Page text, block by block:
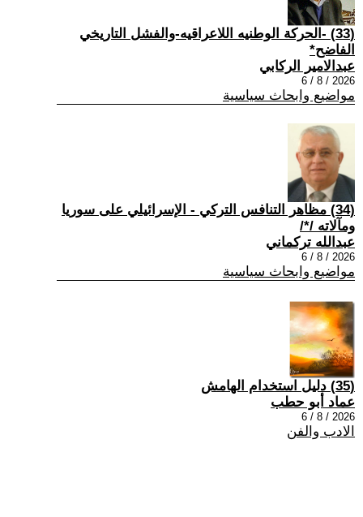
(33) -الحركة الوطنيه اللاعراقيه-والفشل التاريخي
الفاضح*
عبدالامير الركابي
2026 / 8 / 6
مواضيع وابحاث سياسية
(34) مظاهر التنافس التركي - الإسرائيلي على سوريا
ومآلاته /*/
عبدالله تركماني
2026 / 8 / 6
مواضيع وابحاث سياسية
(35) دليل استخدام الهامش
عماد أبو حطب
2026 / 8 / 6
الادب والفن